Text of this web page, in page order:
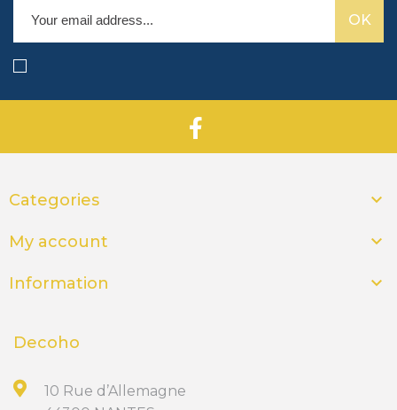
Categories 
My account 
Information 
Decoho
10 Rue d’Allemagne